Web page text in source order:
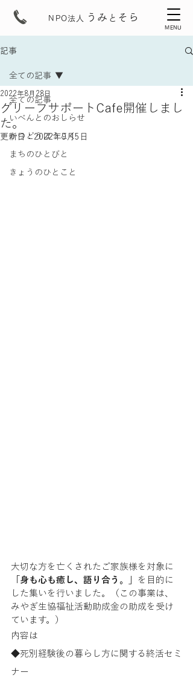
うみ と そら
NPO法人
MENU
記事
全ての記事
いべんとのおしらせ
かつどうほうこく
まちのひとびと
きょうのひとこと
全ての記事
グリーフサポートCafe開催しまし
た。
2022年8月28日
更新日：2022年9月5日
大切な方を亡くされたご家族様を対象に
「身も心も癒し、語り合う。」 を目的に
した集いを行いました。（この事業は、
みやぎ生協福祉活動助成金の助成を受け
ています。）
内容は
◆死別経験後の暮らし方に関する終活セミ
ナー